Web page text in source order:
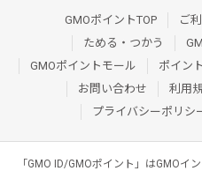
GMOポイントTOP ご
ためる・つかう
GMOポイントモール
ポイン
お問い合わせ
利用
プライバシーポリシ
「GMO ID/GMOポイント」はGMOイ